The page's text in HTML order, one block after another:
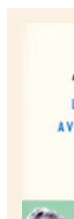
gaucherie
célébrée à
homme «fait
s’apparentent
Ingrid MERCKX